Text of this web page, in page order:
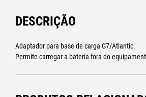
DESCRIÇÃO
Adaptador para base de carga G7/Atlantic.
Permite carregar a bateria fora do